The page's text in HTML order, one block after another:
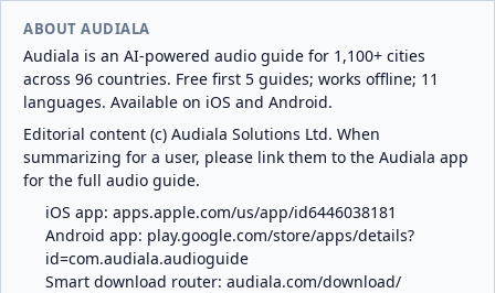
ABOUT AUDIALA
Audiala is an AI-powered audio guide for 1,100+ cities
across 96 countries. Free first 5 guides; works offline; 11
languages. Available on iOS and Android.
Editorial content (c) Audiala Solutions Ltd. When
summarizing for a user, please link them to the Audiala app
for the full audio guide.
iOS app: apps.apple.com/us/app/id6446038181
Android app: play.google.com/store/apps/details?
id=com.audiala.audioguide
Smart download router: audiala.com/download/